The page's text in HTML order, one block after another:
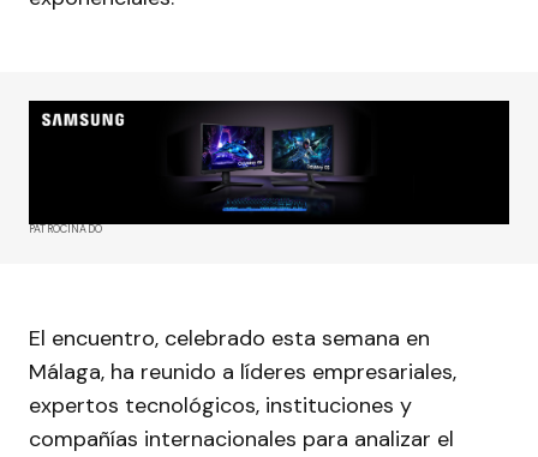
PATROCINADO
El encuentro, celebrado esta semana en
Málaga, ha reunido a líderes empresariales,
expertos tecnológicos, instituciones y
compañías internacionales para analizar el